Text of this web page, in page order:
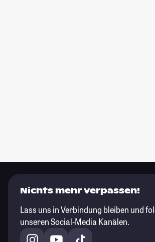
Nichts mehr verpassen!
Lass uns in Verbindung bleiben und
unseren Social-Media Kanälen.